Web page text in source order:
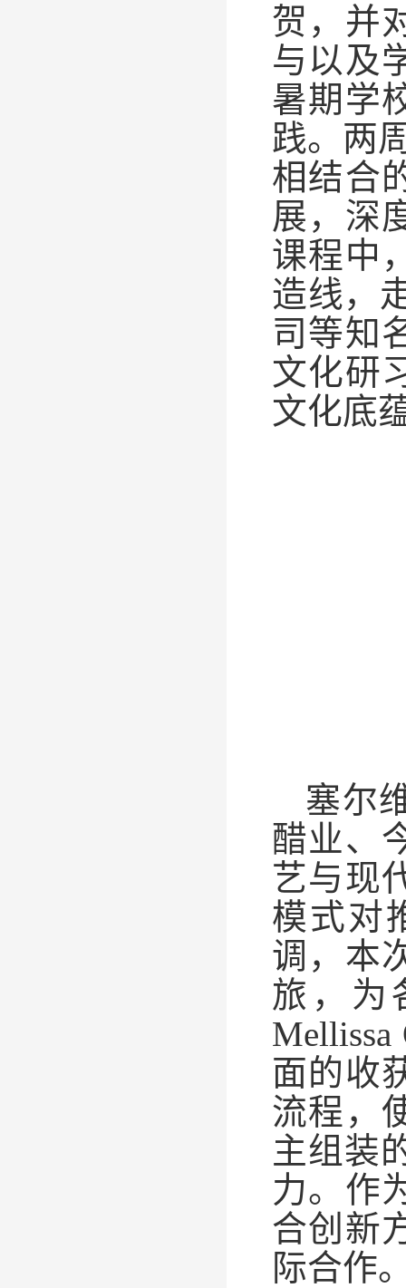
贺，并
与以及
暑期学
践。两
相结合
展，深
课程中
造线，
司等知
文化研
文化底
塞尔
醋业、
艺与现
模式对
调，本
旅，为
Mellissa
面的收
流程，
主组装
力。作
合创新
际合作